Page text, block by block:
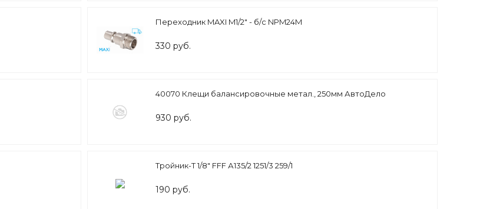
Переходник MAXI M1/2" - б/с NPM24M
330 руб.
40070 Клещи балансировочные метал., 250мм АвтоДело
930 руб.
Тройник-Т 1/8" FFF А135/2 1251/3 259/1
190 руб.